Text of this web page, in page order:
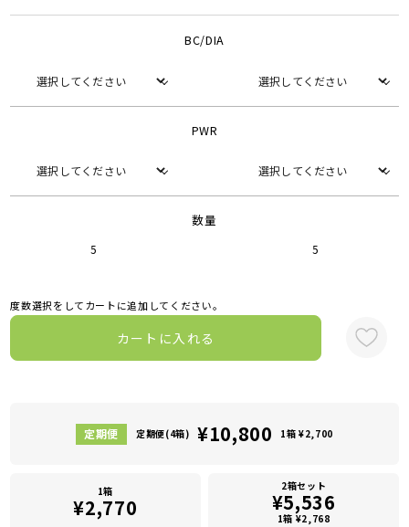
BC/DIA
PWR
数量
5 5
度数選択をしてカートに追加してください。
カートに入れる
定期便(4箱) ¥10,800 1箱 ¥2,700
1箱
¥2,770
2箱セット
¥5,536
1箱 ¥2,768